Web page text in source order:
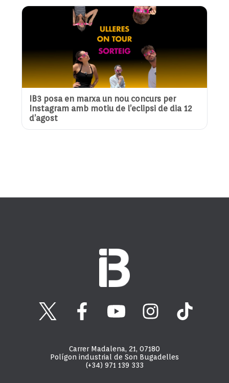
IB3 posa en marxa un nou concurs per
Instagram amb motiu de l’eclipsi de dia 12
d’agost
Carrer Madalena, 21, 07180
Polígon industrial de Son Bugadelles
(+34) 971 139 333